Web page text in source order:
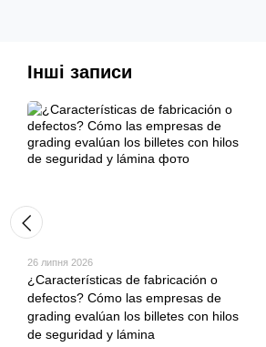
Інші записи
26 липня 2026
¿Características de fabricación o
defectos? Cómo las empresas de
grading evalúan los billetes con hilos
de seguridad y lámina